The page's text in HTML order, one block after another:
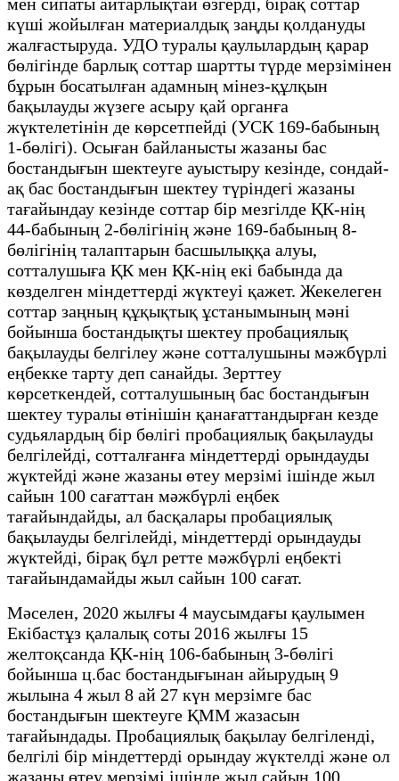
күші жойылған материалдық заңды қолдануды
жалғастыруда. УДО туралы қаулылардың қарар
бөлігінде барлық соттар шартты түрде мерзімінен
бұрын босатылған адамның мінез-құлқын
бақылауды жүзеге асыру қай органға
жүктелетінін де көрсетпейді (УСК 169-бабының
1-бөлігі). Осыған байланысты жазаны бас
бостандығын шектеуге ауыстыру кезінде, сондай-
ақ бас бостандығын шектеу түріндегі жазаны
тағайындау кезінде соттар бір мезгілде ҚК-нің
44-бабының 2-бөлігінің және 169-бабының 8-
бөлігінің талаптарын басшылыққа алуы,
сотталушыға ҚК мен ҚК-нің екі бабында да
көзделген міндеттерді жүктеуі қажет. Жекелеген
соттар заңның құқықтық ұстанымының мәні
бойынша бостандықты шектеу пробациялық
бақылауды белгілеу және сотталушыны мәжбүрлі
еңбекке тарту деп санайды. Зерттеу
көрсеткендей, сотталушының бас бостандығын
шектеу туралы өтінішін қанағаттандырған кезде
судьялардың бір бөлігі пробациялық бақылауды
белгілейді, сотталғанға міндеттерді орындауды
жүктейді және жазаны өтеу мерзімі ішінде жыл
сайын 100 сағаттан мәжбүрлі еңбек
тағайындайды, ал басқалары пробациялық
бақылауды белгілейді, міндеттерді орындауды
жүктейді, бірақ бұл ретте мәжбүрлі еңбекті
тағайындамайды жыл сайын 100 сағат.
Мәселен, 2020 жылғы 4 маусымдағы қаулымен
Екібастұз қалалық соты 2016 жылғы 15
желтоқсанда ҚК-нің 106-бабының 3-бөлігі
бойынша ц.бас бостандығынан айырудың 9
жылына 4 жыл 8 ай 27 күн мерзімге бас
бостандығын шектеуге ҚММ жазасын
тағайындады. Пробациялық бақылау белгіленді,
белгілі бір міндеттерді орындау жүктелді және ол
жазаны өтеу мерзімі ішінде жыл сайын 100